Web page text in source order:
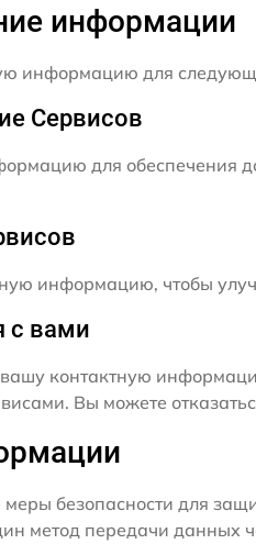
информации
информацию для
Сервисов
для обеспечения
информацию, чтобы
с вами
контактную
Вы можете
безопасности для
метод передачи данных